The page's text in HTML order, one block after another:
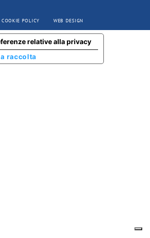
COOKIE POLICY WEB DESIGN
raccolta
relative alla privacy